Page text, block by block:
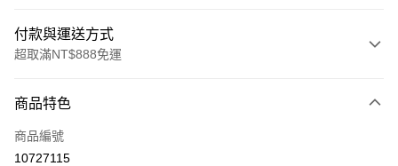
付款與運送方式
超取滿NT$888免運
信用卡一次付款
超商取貨付款
商品特色
商品編號
10727115